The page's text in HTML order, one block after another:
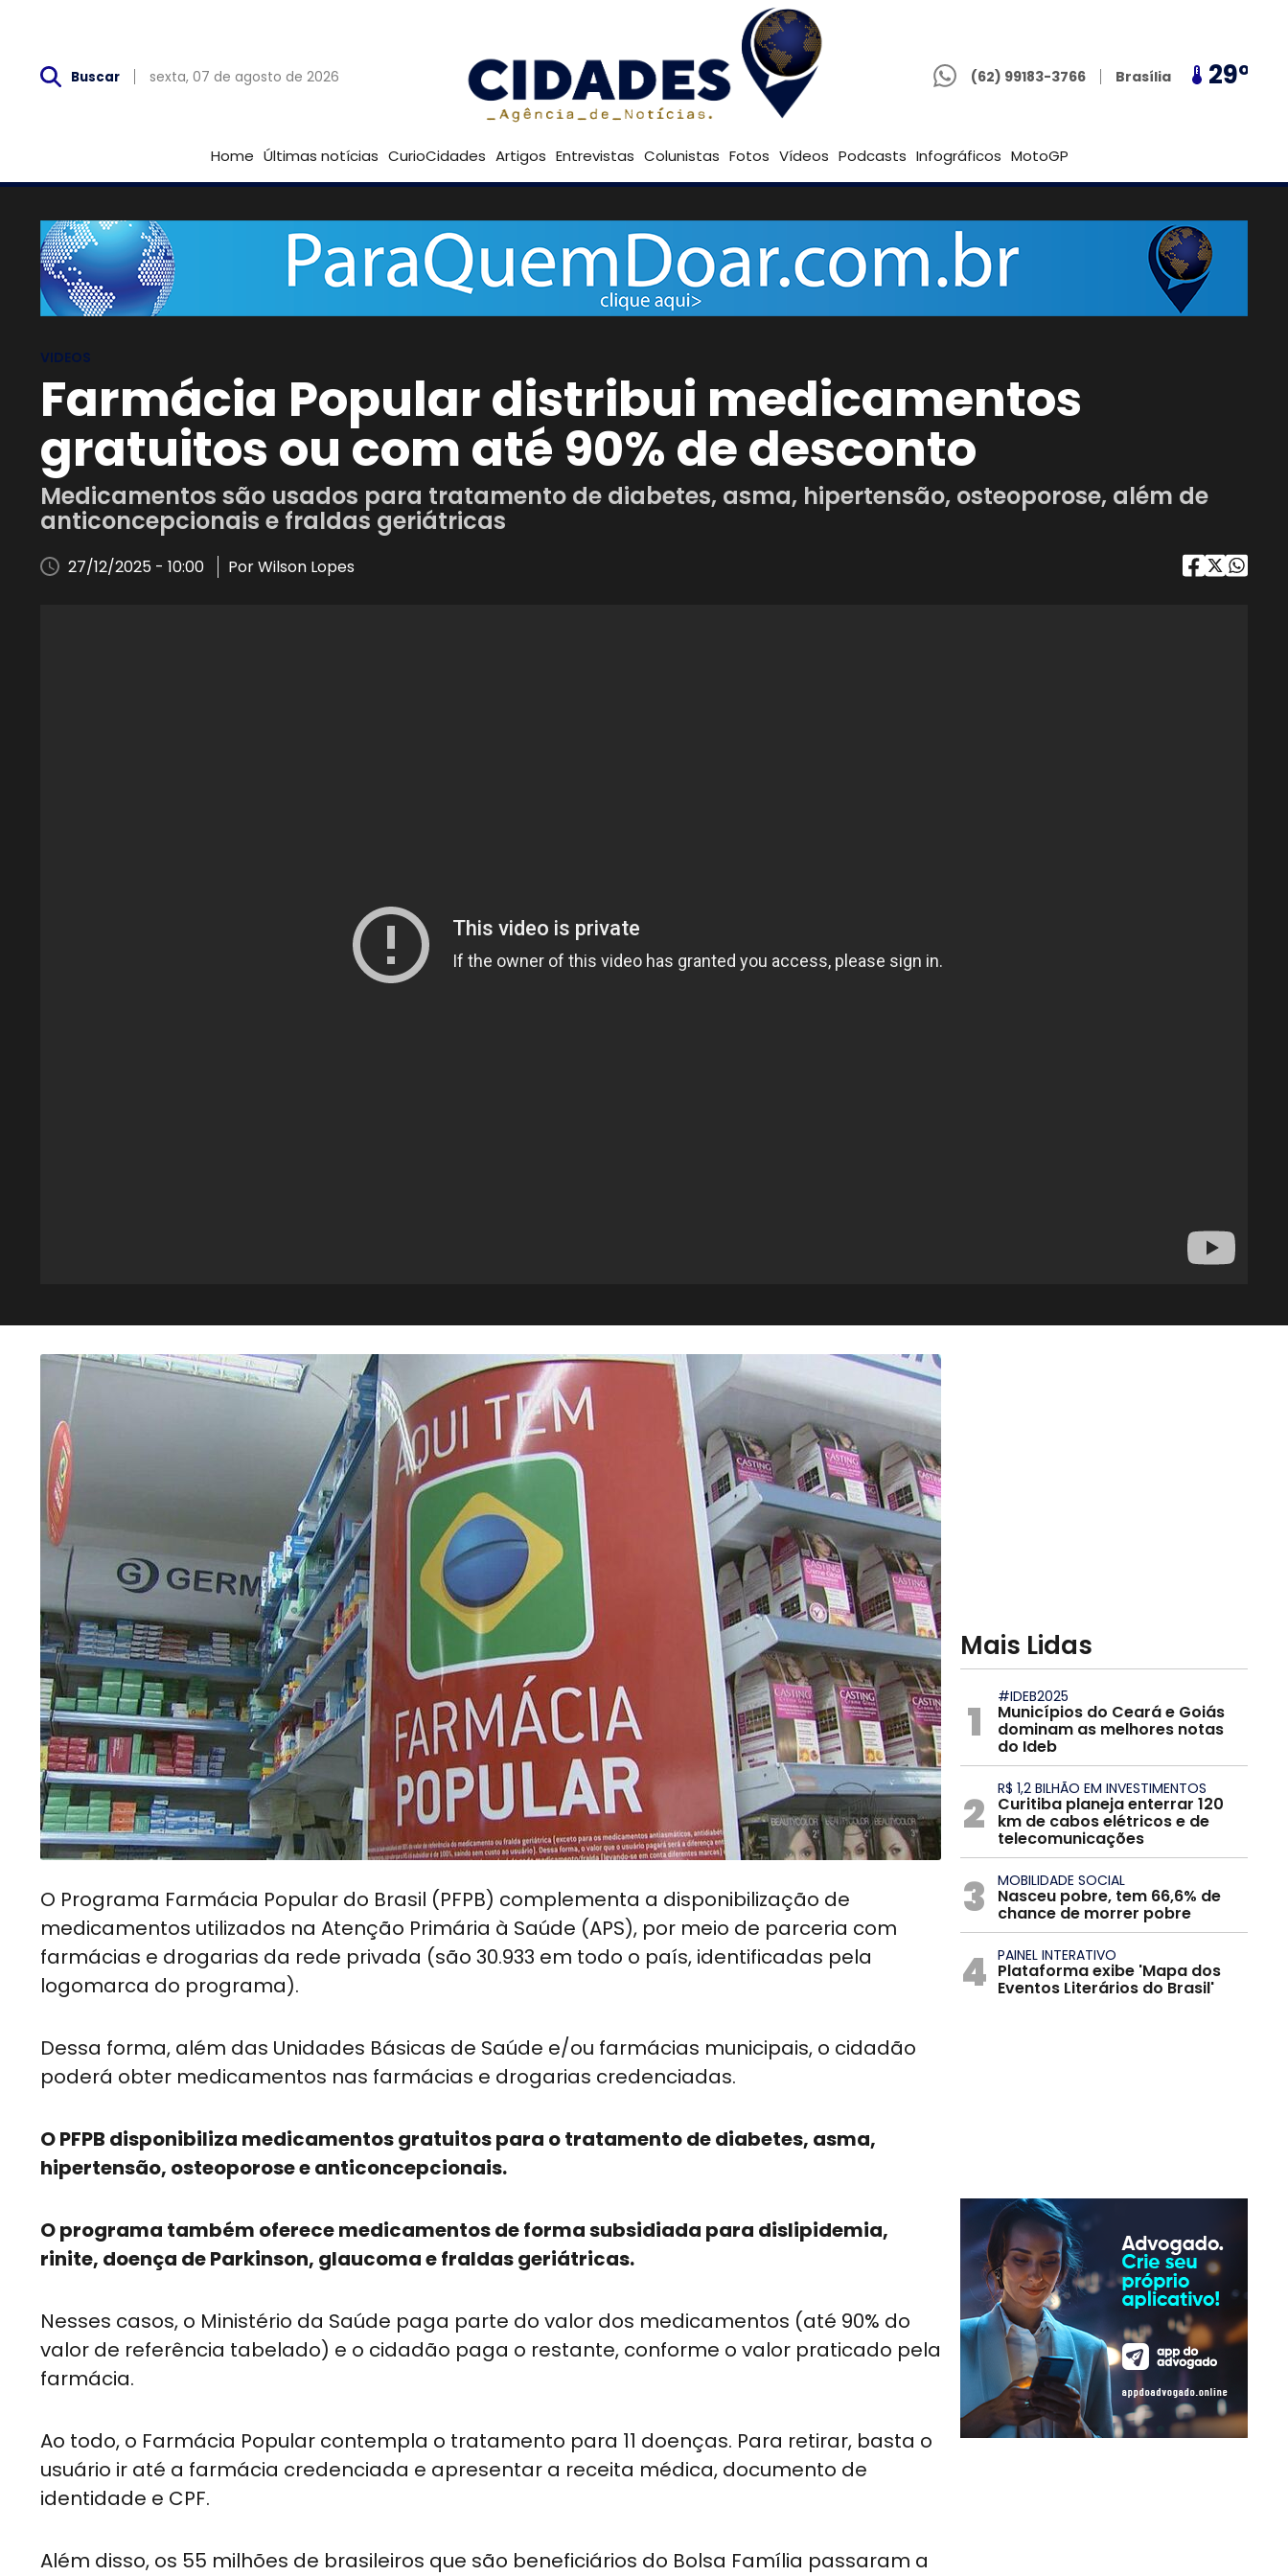
Buscar sexta, 07 de agosto de 2026 (62) 99183-3766
Goiânia Brasília 29º Goiânia 32º
Home Últimas notícias CurioCidades Artigos Entrevistas Colunistas Fotos Vídeos Podcasts Infográficos MotoGP
VIDEOS
Farmácia Popular distribui medicamentos
gratuitos ou com até 90% de desconto
Medicamentos são usados para tratamento de diabetes, asma, hipertensão, osteoporose, além de
anticoncepcionais e fraldas geriátricas
27/12/2025 - 10:00 Por Wilson Lopes
O Programa Farmácia Popular do Brasil (PFPB) complementa a disponibilização de
medicamentos utilizados na Atenção Primária à Saúde (APS), por meio de parceria com
farmácias e drogarias da rede privada (são 30.933 em todo o país, identificadas pela
logomarca do programa).
Dessa forma, além das Unidades Básicas de Saúde e/ou farmácias municipais, o cidadão
poderá obter medicamentos nas farmácias e drogarias credenciadas.
O PFPB disponibiliza medicamentos gratuitos para o tratamento de diabetes, asma,
hipertensão, osteoporose e anticoncepcionais.
O programa também oferece medicamentos de forma subsidiada para dislipidemia,
rinite, doença de Parkinson, glaucoma e fraldas geriátricas.
Nesses casos, o Ministério da Saúde paga parte do valor dos medicamentos (até 90% do
valor de referência tabelado) e o cidadão paga o restante, conforme o valor praticado pela
farmácia.
Ao todo, o Farmácia Popular contempla o tratamento para 11 doenças. Para retirar, basta o
usuário ir até a farmácia credenciada e apresentar a receita médica, documento de
identidade e CPF.
Além disso, os 55 milhões de brasileiros que são beneficiários do Bolsa Família passaram a
Mais Lidas
1 #IDEB2025
Municípios do Ceará e Goiás
dominam as melhores notas
do Ideb
2 R$ 1,2 BILHÃO EM INVESTIMENTOS
Curitiba planeja enterrar 120
km de cabos elétricos e de
telecomunicações
3 MOBILIDADE SOCIAL
Nasceu pobre, tem 66,6% de
chance de morrer pobre
4 PAINEL INTERATIVO
Plataforma exibe 'Mapa dos
Eventos Literários do Brasil'